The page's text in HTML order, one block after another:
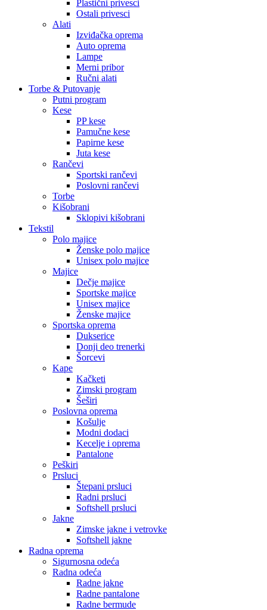
Plastični privesci
Ostali privesci
Alati
Izviđačka oprema
Auto oprema
Lampe
Merni pribor
Ručni alati
Torbe & Putovanje
Putni program
Kese
PP kese
Pamučne kese
Papirne kese
Juta kese
Rančevi
Sportski rančevi
Poslovni rančevi
Torbe
Kišobrani
Sklopivi kišobrani
Tekstil
Polo majice
Ženske polo majice
Unisex polo majice
Majice
Dečje majice
Sportske majice
Unisex majice
Ženske majice
Sportska oprema
Dukserice
Donji deo trenerki
Šorcevi
Kape
Kačketi
Zimski program
Šeširi
Poslovna oprema
Košulje
Modni dodaci
Kecelje i oprema
Pantalone
Peškiri
Prsluci
Štepani prsluci
Radni prsluci
Softshell prsluci
Jakne
Zimske jakne i vetrovke
Softshell jakne
Radna oprema
Sigurnosna odeća
Radna odeća
Radne jakne
Radne pantalone
Radne bermude